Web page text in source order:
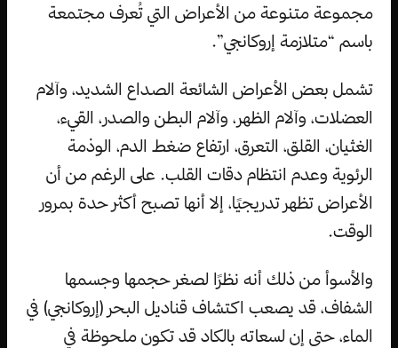
مجموعة متنوعة من الأعراض التي تُعرف مجتمعة
باسم “متلازمة إروكانجي”.
تشمل بعض الأعراض الشائعة الصداع الشديد، وآلام
العضلات، وآلام الظهر، وآلام البطن والصدر، القيء،
الغثيان، القلق، التعرق، ارتفاع ضغط الدم، الوذمة
الرئوية وعدم انتظام دقات القلب. على الرغم من أن
الأعراض تظهر تدريجيًا، إلا أنها تصبح أكثر حدة بمرور
الوقت.
والأسوأ من ذلك أنه نظرًا لصغر حجمها وجسمها
الشفاف، قد يصعب اكتشاف قناديل البحر (إروكانجي) في
الماء، حتى إن لسعاته بالكاد قد تكون ملحوظة في